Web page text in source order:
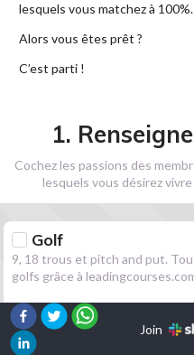
lesquels vous matchez à 100%.
Alors vous êtes prêt ?
C’est parti !
1.
Cochez les passions des
lesquels vous désirez
Golf
9, 18 trous et pitch and put.
golfs grâce à
Randonnée
Join